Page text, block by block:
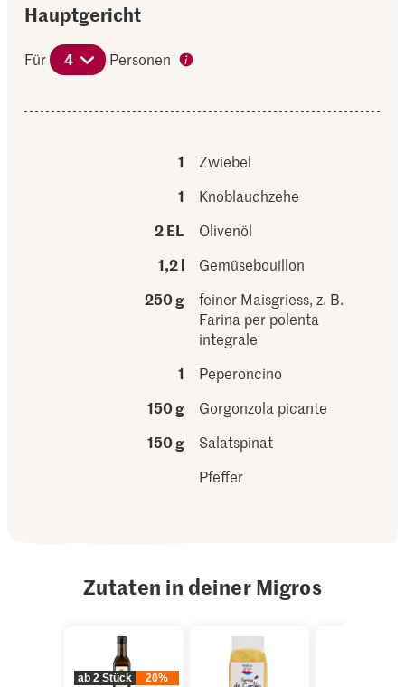
Hauptgericht
Für 4 Personen
1
Zwiebel
1
Knoblauchzehe
2 EL
Olivenöl
1,2 l
Gemüsebouillon
250 g
feiner Maisgriess, z. B.
Farina per polenta
integrale
1
Peperoncino
150 g
Gorgonzola picante
150 g
Salatspinat
Pfeffer
Zutaten in deiner Migros
ab 2 Stück 20%